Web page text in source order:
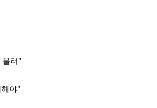
불러"
해야"